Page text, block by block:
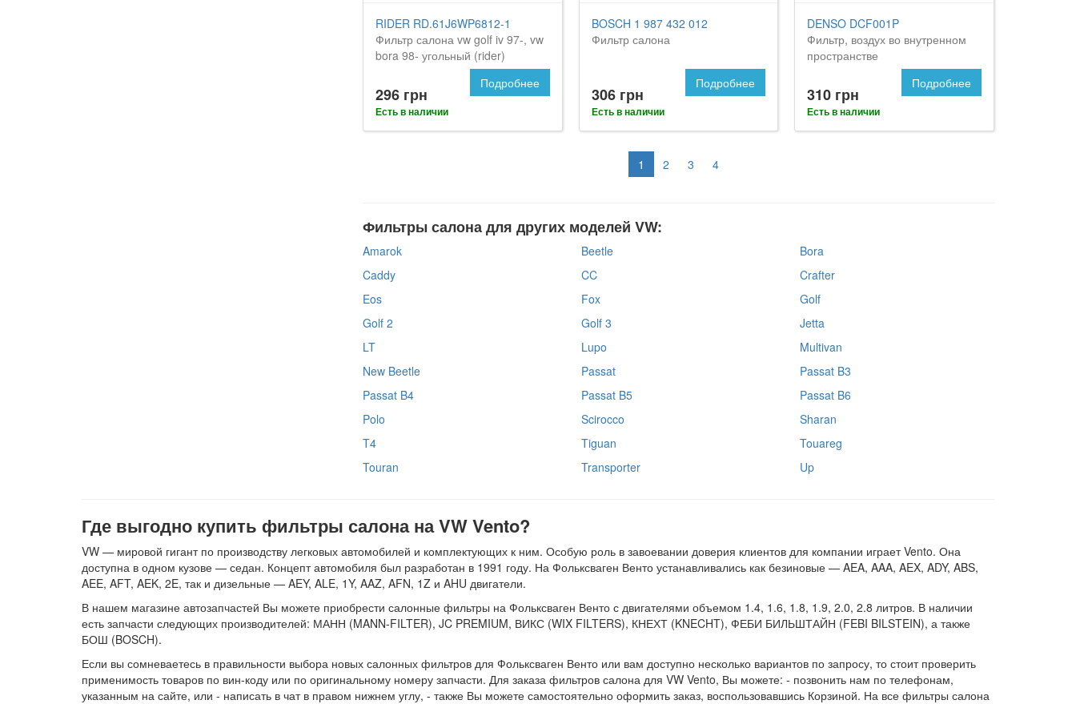
RIDER RD.61J6WP6812-1
Фильтр салона vw golf iv 97-, vw
bora 98- угольный (rider)
296 грн
Есть в наличии
Подробнее
BOSCH 1 987 432 012
Фильтр салона
306 грн
Есть в наличии
Подробнее
DENSO DCF001P
Фильтр, воздух во внутренном
пространстве
310 грн
Есть в наличии
Подробнее
1 2 3 4
Фильтры салона для других моделей VW:
Amarok Beetle
Bora
Caddy
CC
Crafter
Eos
Fox
Golf
Golf 2
Golf 3
Jetta
LT
Lupo
Multivan
New Beetle
Passat
Passat B3
Passat B4
Passat B5
Passat B6
Polo
Scirocco
Sharan
T4
Tiguan
Touareg
Touran
Transporter Up
Где выгодно купить фильтры салона на VW Vento?
VW — мировой гигант по производству легковых автомобилей и комплектующих к ним. Особую роль в завоевании доверия клиентов для компании играет Vento. Она
доступна в одном кузове — седан. Концепт автомобиля был разработан в 1991 году. На Фольксваген Венто устанавливались как безиновые — AEA, AAA, AEX, ADY, ABS,
AEE, AFT, AEK, 2E, так и дизельные — AEY, ALE, 1Y, AAZ, AFN, 1Z и AHU двигатели.
В нашем магазине автозапчастей Вы можете приобрести салонные фильтры на Фольксваген Венто с двигателями объемом 1.4, 1.6, 1.8, 1.9, 2.0, 2.8 литров. В наличии
есть запчасти следующих производителей: МАНН (MANN-FILTER), JC PREMIUM, ВИКС (WIX FILTERS), КНЕХТ (KNECHT), ФЕБИ БИЛЬШТАЙН (FEBI BILSTEIN), а также
БОШ (BOSCH).
Если вы сомневаетесь в правильности выбора новых салонных фильтров для Фольксваген Венто или вам доступно несколько вариантов по запросу, то стоит проверить
применимость товаров по вин-коду или по оригинальному номеру запчасти. Для заказа фильтров салона для VW Vento, Вы можете: - позвонить нам по телефонам,
указанным на сайте, или - написать в чат в правом нижнем углу, - также Вы можете самостоятельно оформить заказ, воспользовавшись Корзиной. На все фильтры салона